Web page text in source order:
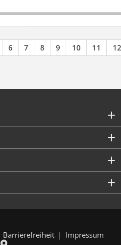
6 7 8 9 10 11 12
Barrierefreiheit Impressum